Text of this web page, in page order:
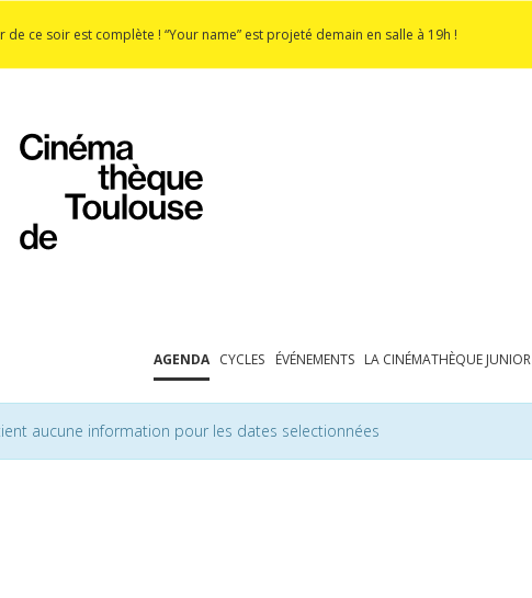
de ce soir est complète ! “Your name” est projeté demain en salle à 19h !
AGENDA CYCLES ÉVÉNEMENTS LA CINÉMATHÈQUE JUNIOR
aucune information pour les dates selectionnées